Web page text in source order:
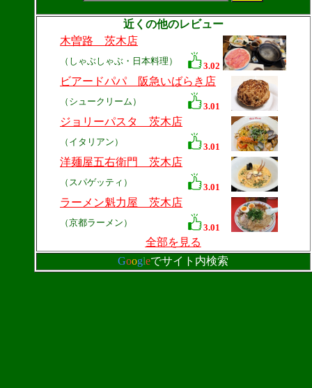
近くの他のレビュー
木曽路 茨木店
（しゃぶしゃぶ・日本料理） 3.02
ビアードパパ 阪急いばらき店
（シュークリーム） 3.01
ジョリーパスタ 茨木店
（イタリアン） 3.01
洋麺屋五右衛門 茨木店
（スパゲッティ） 3.01
ラーメン魁力屋 茨木店
（京都ラーメン） 3.01
全部を見る
Googleでサイト内検索